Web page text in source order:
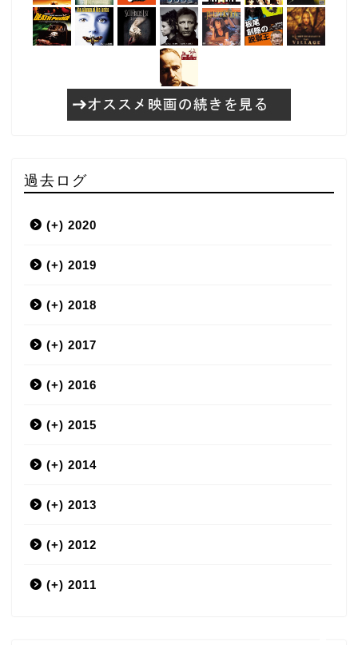
過去ログ
(+) 2020
3月
(+) 2019
12月
9月
7月
6月
5月
4月
3月
2月
(+) 2018
12月
11月
10月
9月
8月
7月
6月
(+) 2017
12月
11月
10月
9月
8月
7月
(+) 2016
12月
11月
10月
9月
8月
(+) 2015
12月
11月
10月
9月
(+) 2014
12月
11月
10月
(+) 2013
12月
11月
(+) 2012
12月
(+) 2011